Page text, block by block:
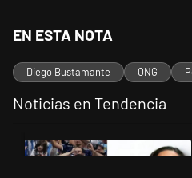
EN ESTA NOTA
Diego Bustamante ONG
Noticias en Tendencia
Un artículo de tendencia con el